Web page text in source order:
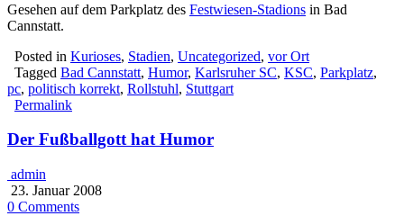
Gesehen auf dem Parkplatz des Festwiesen-Stadions in Bad
Cannstatt.
Posted in Kurioses, Stadien, Uncategorized, vor Ort
Tagged Bad Cannstatt, Humor, Karlsruher SC, KSC, Parkplatz,
pc, politisch korrekt, Rollstuhl, Stuttgart
Permalink
Der Fußballgott hat Humor
admin
23. Januar 2008
0 Comments